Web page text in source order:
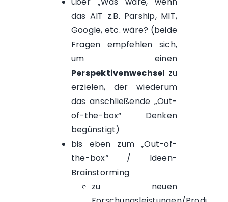
das AIT z.B. Parship, MIT,
Google, etc. wäre? (beide
Fragen empfehlen sich,
um einen
Perspektivenwechsel zu
erzielen, der wiederum
das anschließende „Out-
of-the-box“ Denken
begünstigt)
bis eben zum „Out-of-
the-box“ / Ideen-
Brainstorming
zu neuen